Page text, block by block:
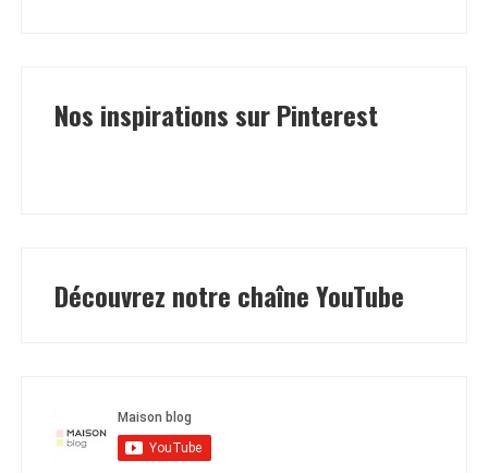
Nos inspirations sur Pinterest
Découvrez notre chaîne YouTube